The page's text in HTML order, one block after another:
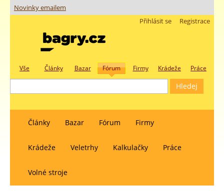
Novinky emailem
Registrace
Přihlásit se
Vše Články Bazar Fórum Firmy Krádeže Práce
Články Bazar Fórum Firmy
Krádeže Veletrhy Kalkulačky Práce
Volné stroje